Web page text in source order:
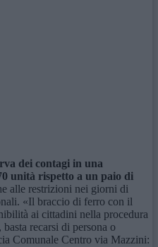
dei contagi in una
unità rispetto a un paio di
alle restrizioni nei giorni di
«Il braccio di ferro con il
ai cittadini nella procedura
recarsi di persona o
Comunale Centro via Mazzini: